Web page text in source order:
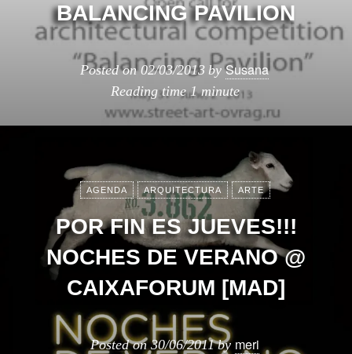
BALANCING PAVILION
Posted on02/03/2013 bySusana
Reading time1 minute
AGENDA ARQUITECTURA ARTE
POR FIN ES JUEVES!!!
NOCHES DE VERANO @
CAIXAFORUM [MAD]
Posted on30/06/2011 by meri